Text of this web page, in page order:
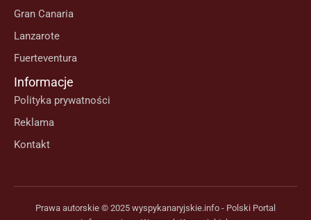
Gran Canaria
Lanzarote
Fuerteventura
Informacje
Polityka prywatności
Reklama
Kontakt
Prawa autorskie © 2025 wyspykanaryjskie.info - Polski Portal